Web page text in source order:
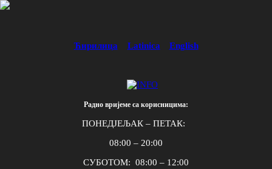
Ћирилица Latinica English
Радно вријеме са корисницима:
ПОНЕДЈЕЉАК – ПЕТАК:
08:00 – 20:00
СУБОТОМ: 08:00 – 12:00